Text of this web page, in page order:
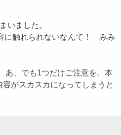
いました。
に触れられないなんて！ みみ
、でも1つだけご注意を。本
がスカスカになってしまうと